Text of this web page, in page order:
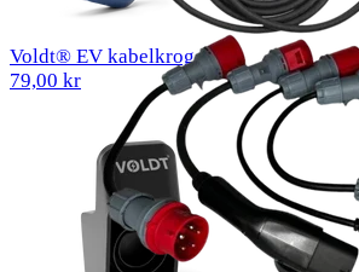
Voldt® EV kabelkrog
79,00 kr